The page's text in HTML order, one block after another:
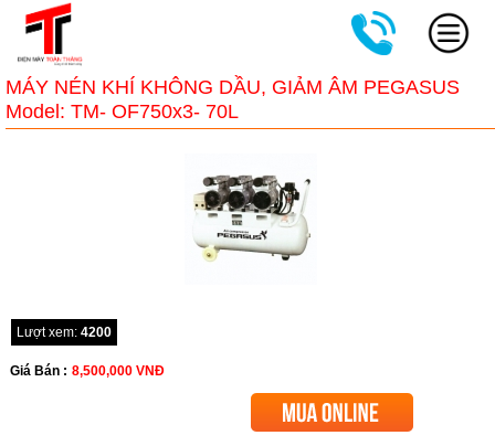
MÁY NÉN KHÍ KHÔNG DẦU, GIẢM ÂM PEGASUS
Model: TM- OF750x3- 70L
Lượt xem: 4200
Giá Bán : 8,500,000 VNĐ